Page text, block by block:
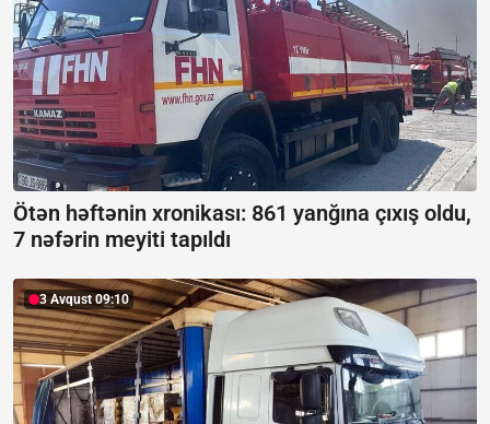
Ötən həftənin xronikası: 861 yanğına çıxış oldu,
7 nəfərin meyiti tapıldı
3 Avqust 09:10